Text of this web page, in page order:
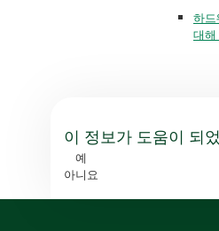
하
대해
이 정보가 도움이 되
예
아니요